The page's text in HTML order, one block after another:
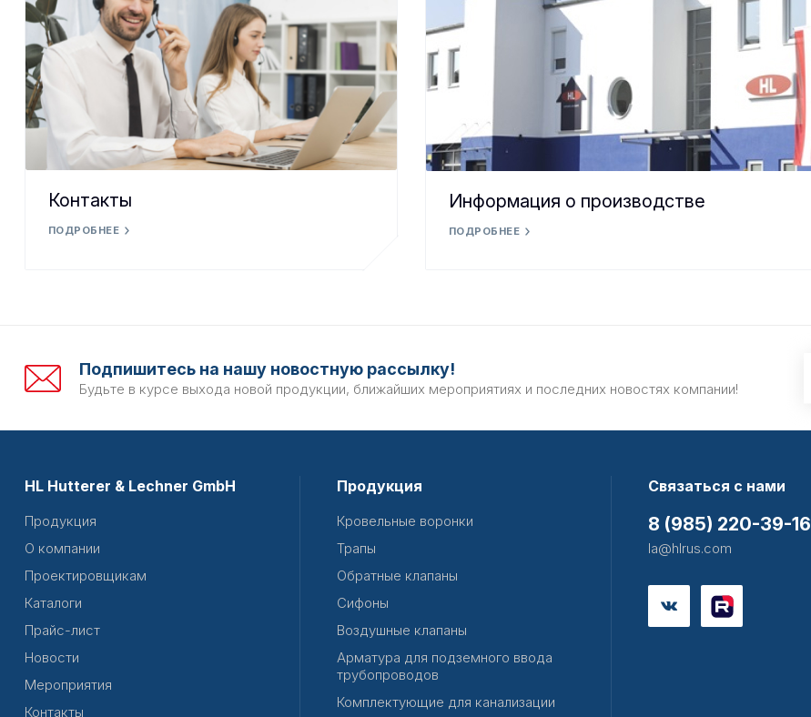
Контакты
ПОДРОБНЕЕ
Информация о производстве
ПОДРОБНЕЕ
Подпишитесь на нашу новостную рассылку!
Будьте в курсе выхода новой продукции, ближайших мероприятиях и последних новостях компании!
HL Hutterer & Lechner GmbH
Продукция
О компании
Проектировщикам
Каталоги
Прайс-лист
Новости
Мероприятия
Контакты
Продукция
Кровельные воронки
Трапы
Обратные клапаны
Сифоны
Воздушные клапаны
Арматура для подземного ввода
трубопроводов
Комплектующие для канализации
Связаться с нами
8 (985) 220-39-16
la@hlrus.com